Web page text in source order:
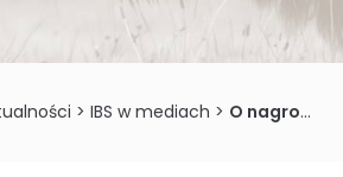
>IBS w mediach > O nagrodzie dr. Samojlika w Polskim Radiu i Świecie Nauki